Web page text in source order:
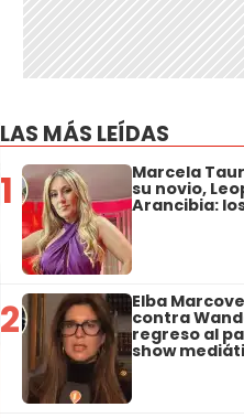
LAS MÁS LEÍDAS
1 Marcela
su novio,
Arancibia:
2 Elba
contra
regreso al
show